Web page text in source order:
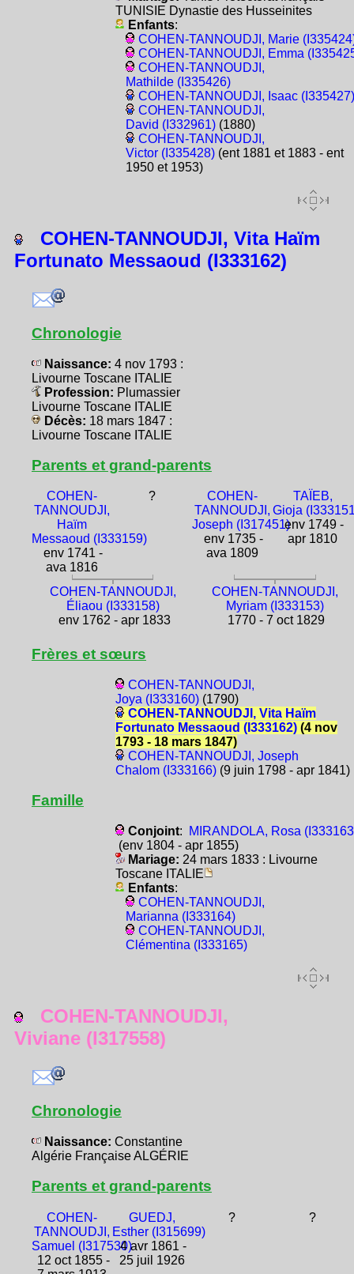
TUNISIE Dynastie des Husseinites
Enfants:
COHEN-TANNOUDJI, Marie
COHEN-TANNOUDJI, Emma
COHEN-TANNOUDJI,
Mathilde (I335426)
COHEN-TANNOUDJI, Isaac (I335427)
COHEN-TANNOUDJI,
David (I332961)(1880)
COHEN-TANNOUDJI,
Victor (I335428)(ent 1881 et 1883 - ent
1950 et 1953)
COHEN-TANNOUDJI, Vita Haïm
Fortunato Messaoud (I333162)
Chronologie
Naissance: 4 nov 1793 :
Livourne Toscane ITALIE
Profession: Plumassier
Livourne Toscane ITALIE
Décès: 18 mars 1847 :
Livourne Toscane ITALIE
Parents et grand-parents
COHEN-
TANNOUDJI,
Haïm
Messaoud (I333159)
env 1741 -
ava 1816
?
COHEN-
TANNOUDJI,
Joseph (I317451)
env 1735 -
ava 1809
TAÏEB,
Gioja
env 1749 -
apr 1810
COHEN-TANNOUDJI,
Éliaou (I333158)
env 1762 - apr 1833
COHEN-TANNOUDJI,
Myriam (I333153)
1770 - 7 oct 1829
Frères et sœurs
COHEN-TANNOUDJI,
Joya (I333160)(1790)
COHEN-TANNOUDJI, Vita Haïm
Fortunato Messaoud (I333162)(4 nov
1793 - 18 mars 1847)
COHEN-TANNOUDJI, Joseph
Chalom (I333166)(9 juin 1798 - apr 1841)
Famille
Conjoint:
MIRANDOLA, Rosa
(env 1804 - apr 1855)
Mariage: 24 mars 1833 : Livourne
Toscane ITALIE
Enfants:
COHEN-TANNOUDJI,
Marianna (I333164)
COHEN-TANNOUDJI,
Clémentina (I333165)
COHEN-TANNOUDJI,
Viviane (I317558)
Chronologie
Naissance: Constantine
Algérie Française ALGÉRIE
Parents et grand-parents
COHEN-
TANNOUDJI,
Samuel (I317530)
12 oct 1855 -
GUEDJ,
Esther (I315699)
4 avr 1861 -
25 juil 1926
? ?